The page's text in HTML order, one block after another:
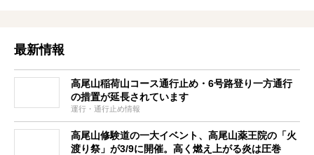
最新情報
高尾山稲荷山コース通行止め・6号路登り一方通行
の措置が延長されています
運行・通行止め情報
高尾山修験道の一大イベント、高尾山薬王院の「火
渡り祭」が3/9に開催。高く燃え上がる炎は圧巻